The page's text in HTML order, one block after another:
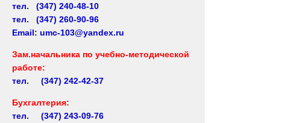
тел. (347) 240-48-10
тел. (347) 260-90-96
Email: umc-103@yandex.ru
Зам.начальника по учебно-методической
работе:
тел. (347) 242-42-37
Бухгалтерия:
тел. (347) 243-09-76